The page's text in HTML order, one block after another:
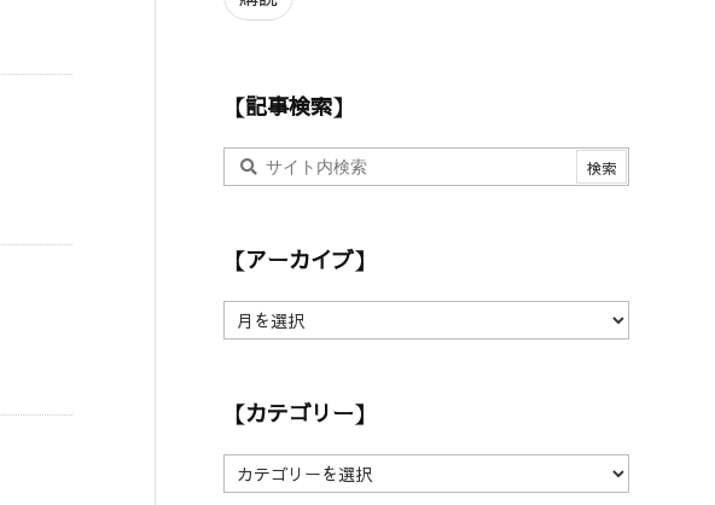
ド
【記事検索】
【アーカイブ】
ア
イ
】
【カテゴリー】
【
カ